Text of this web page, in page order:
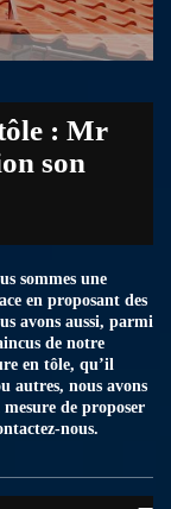
: Mr
son
sommes une
en proposant des
avons aussi, parmi
de notre
en tôle, qu’il
autres, nous avons
de proposer
nous.